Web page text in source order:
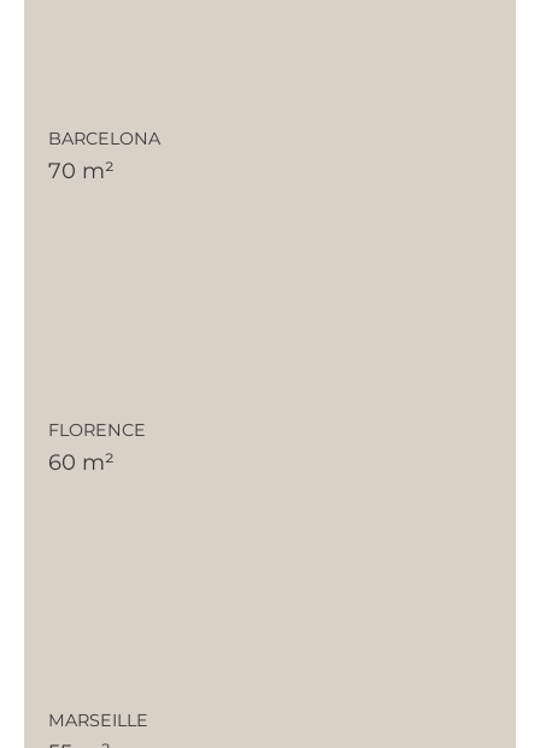
BARCELONA
70 m²
FLORENCE
60 m²
MARSEILLE